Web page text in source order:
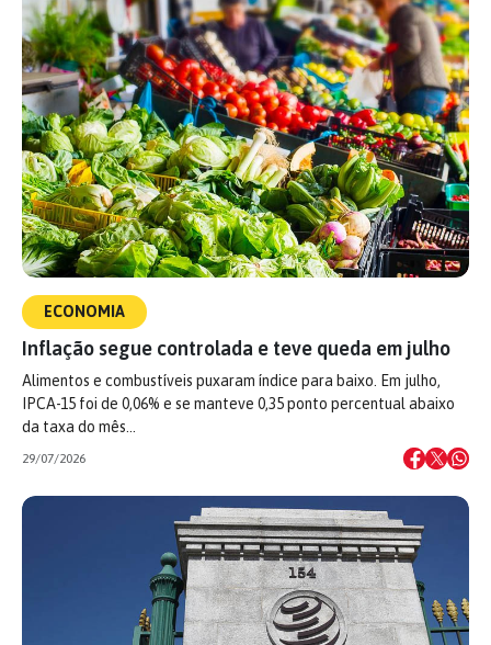
ECONOMIA
Inflação segue controlada e teve queda em julho
Alimentos e combustíveis puxaram índice para baixo. Em julho,
IPCA-15 foi de 0,06% e se manteve 0,35 ponto percentual abaixo
da taxa do mês…
29/07/2026